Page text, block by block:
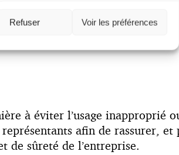
Refuser Voir les préférences
usagers ;
à éviter l’usage inapproprié
afin de rassurer,
de sûreté de l’entreprise.